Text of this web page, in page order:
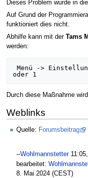
Dieses Problem wurde in
Auf Grund der
funktioniert dies nicht.
Abhilfe kann mit der Tams
werden:
Menü -> Einstellungen -> RailCom Support auf 0
Durch diese Maßnahme
Weblinks
Quelle: Forumsbeitrag
--Wohlmannstetter
bearbeitet:
8. Mai 2024 (CEST)